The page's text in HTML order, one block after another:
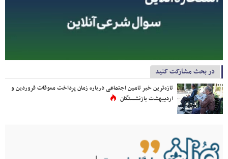
در بحث مشارکت کنید
تازه‌ترین خبر تامین اجتماعی درباره زمان پرداخت معوقات فروردین و
اردیبهشت بازنشستگان